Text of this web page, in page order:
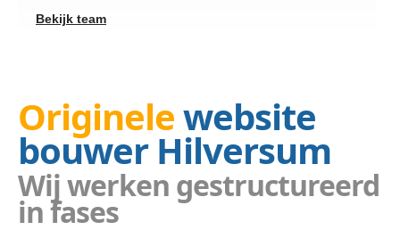
Bekijk team
Originelewebsite
bouwer Hilversum
Wij werken gestructureerd
in fases